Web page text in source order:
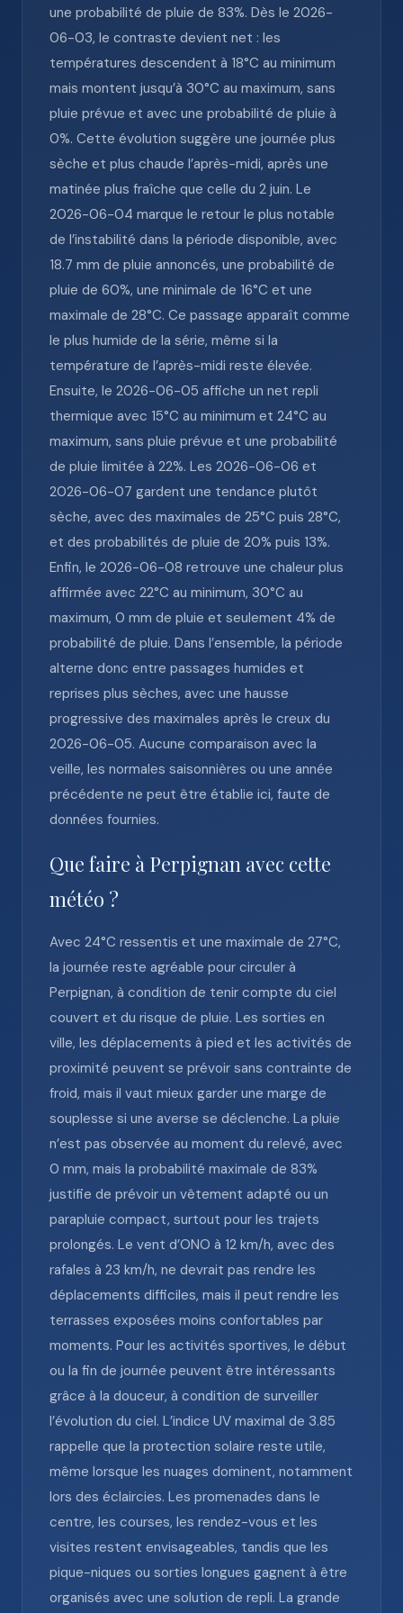
une probabilité de pluie de 83%. Dès le 2026-
06-03, le contraste devient net : les
températures descendent à 18°C au minimum
mais montent jusqu’à 30°C au maximum, sans
pluie prévue et avec une probabilité de pluie à
0%. Cette évolution suggère une journée plus
sèche et plus chaude l’après-midi, après une
matinée plus fraîche que celle du 2 juin. Le
2026-06-04 marque le retour le plus notable
de l’instabilité dans la période disponible, avec
18.7 mm de pluie annoncés, une probabilité de
pluie de 60%, une minimale de 16°C et une
maximale de 28°C. Ce passage apparaît comme
le plus humide de la série, même si la
température de l’après-midi reste élevée.
Ensuite, le 2026-06-05 affiche un net repli
thermique avec 15°C au minimum et 24°C au
maximum, sans pluie prévue et une probabilité
de pluie limitée à 22%. Les 2026-06-06 et
2026-06-07 gardent une tendance plutôt
sèche, avec des maximales de 25°C puis 28°C,
et des probabilités de pluie de 20% puis 13%.
Enfin, le 2026-06-08 retrouve une chaleur plus
affirmée avec 22°C au minimum, 30°C au
maximum, 0 mm de pluie et seulement 4% de
probabilité de pluie. Dans l’ensemble, la période
alterne donc entre passages humides et
reprises plus sèches, avec une hausse
progressive des maximales après le creux du
2026-06-05. Aucune comparaison avec la
veille, les normales saisonnières ou une année
précédente ne peut être établie ici, faute de
données fournies.
Que faire à Perpignan avec cette
météo ?
Avec 24°C ressentis et une maximale de 27°C,
la journée reste agréable pour circuler à
Perpignan, à condition de tenir compte du ciel
couvert et du risque de pluie. Les sorties en
ville, les déplacements à pied et les activités de
proximité peuvent se prévoir sans contrainte de
froid, mais il vaut mieux garder une marge de
souplesse si une averse se déclenche. La pluie
n’est pas observée au moment du relevé, avec
0 mm, mais la probabilité maximale de 83%
justifie de prévoir un vêtement adapté ou un
parapluie compact, surtout pour les trajets
prolongés. Le vent d’ONO à 12 km/h, avec des
rafales à 23 km/h, ne devrait pas rendre les
déplacements difficiles, mais il peut rendre les
terrasses exposées moins confortables par
moments. Pour les activités sportives, le début
ou la fin de journée peuvent être intéressants
grâce à la douceur, à condition de surveiller
l’évolution du ciel. L’indice UV maximal de 3.85
rappelle que la protection solaire reste utile,
même lorsque les nuages dominent, notamment
lors des éclaircies. Les promenades dans le
centre, les courses, les rendez-vous et les
visites restent envisageables, tandis que les
pique-niques ou sorties longues gagnent à être
organisés avec une solution de repli. La grande